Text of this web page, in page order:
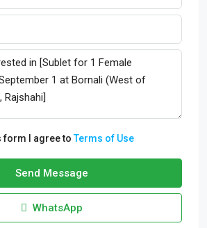
form I agree toTerms of Use
Send Message
WhatsApp